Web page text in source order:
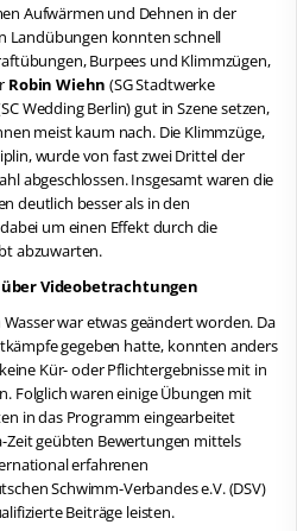
Aufwärmen und Dehnen in der
Landübungen konnten schnell
Burpees und Klimmzügen,
Robin Wiehn (SG Stadtwerke
Wedding Berlin) gut in Szene setzen,
meist kaum nach. Die Klimmzüge,
wurde von fast zwei Drittel der
abgeschlossen. Insgesamt waren die
deutlich besser als in den
um einen Effekt durch die
abzuwarten.
Videobetrachtungen
war etwas geändert worden. Da
gegeben hatte, konnten anders
Kür- oder Pflichtergebnisse mit in
Folglich waren einige Übungen mit
in das Programm eingearbeitet
Zeit geübten Bewertungen mittels
erfahrenen
Schwimm-Verbandes e.V. (DSV)
Beiträge leisten.